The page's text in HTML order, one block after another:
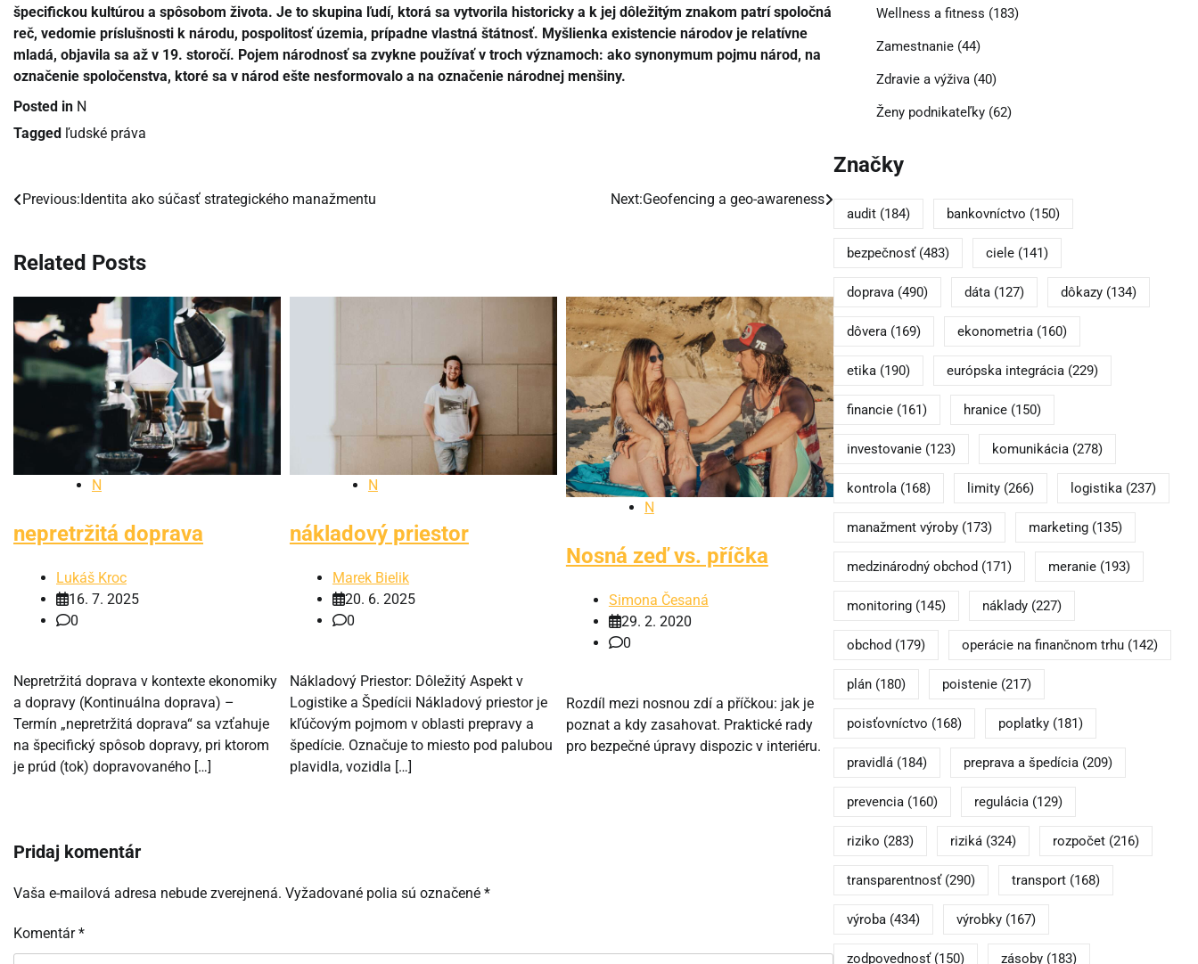
špecifickou kultúrou a spôsobom života. Je to skupina ľudí, ktorá sa vytvorila historicky a k jej dôležitým znakom patrí spoločná
reč, vedomie príslušnosti k národu, pospolitosť územia, prípadne vlastná štátnosť. Myšlienka existencie národov je relatívne
mladá, objavila sa až v 19. storočí. Pojem národnosť sa zvykne používať v troch významoch: ako synonymum pojmu národ, na
označenie spoločenstva, ktoré sa v národ ešte nesformovalo a na označenie národnej menšiny.
Posted in N
Tagged ľudské práva
Navigácia
článku
Previous: Identita ako súčasť strategického manažmentu Next:Geofencing a geo-awareness
Related Posts
N
nepretržitá doprava
Lukáš Kroc
16. 7. 2025
0
Nepretržitá doprava v kontexte ekonomiky
a dopravy (Kontinuálna doprava) –
Termín „nepretržitá doprava“ sa vzťahuje
na špecifický spôsob dopravy, pri ktorom
je prúd (tok) dopravovaného […]
N
nákladový priestor
Marek Bielik
20. 6. 2025
0
Nákladový Priestor: Dôležitý Aspekt v
Logistike a Špedícii Nákladový priestor je
kľúčovým pojmom v oblasti prepravy a
špedície. Označuje to miesto pod palubou
plavidla, vozidla […]
N
Nosná zeď vs. příčka
Simona Česaná
29. 2. 2020
0
Rozdíl mezi nosnou zdí a příčkou: jak je
poznat a kdy zasahovat. Praktické rady
pro bezpečné úpravy dispozic v interiéru.
Pridaj komentár
Vaša e-mailová adresa nebude zverejnená. Vyžadované polia sú označené *
Komentár*
Wellness a fitness (183)
Zamestnanie(44)
Zdravie a výživa(40)
Ženy podnikateľky(62)
Značky
audit(184) bankovníctvo (150)
bezpečnosť(483) ciele(141)
doprava(490) dáta(127) dôkazy(134)
dôvera(169) ekonometria(160)
etika(190) európska integrácia(229)
financie(161) hranice(150)
investovanie(123) komunikácia(278)
kontrola(168) limity(266) logistika(237)
manažment výroby(173) marketing(135)
medzinárodný obchod (171) meranie(193)
monitoring(145) náklady(227)
obchod (179) operácie na finančnom trhu(142)
plán(180) poistenie(217)
poisťovníctvo (168) poplatky(181)
pravidlá(184) preprava a špedícia(209)
prevencia(160) regulácia(129)
riziko (283) riziká(324) rozpočet(216)
transparentnosť(290) transport(168)
výroba(434) výrobky(167)
zodpovednosť(150) zásoby(183)